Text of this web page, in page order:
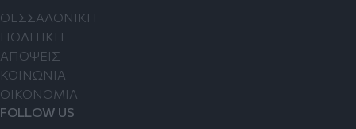
ΘΕΣΣΑΛΟΝΙΚΗ
ΠΟΛΙΤΙΚΗ
ΑΠΟΨΕΙΣ
ΚΟΙΝΩΝΙΑ
ΟΙΚΟΝΟΜΙΑ
FOLLOW US